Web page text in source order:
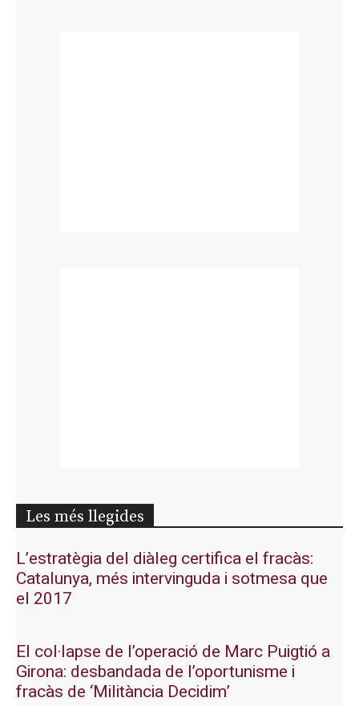
Les més llegides
L’estratègia del diàleg certifica el fracàs:
Catalunya, més intervinguda i sotmesa que
el 2017
El col·lapse de l’operació de Marc Puigtió a
Girona: desbandada de l’oportunisme i
fracàs de ‘Militància Decidim’